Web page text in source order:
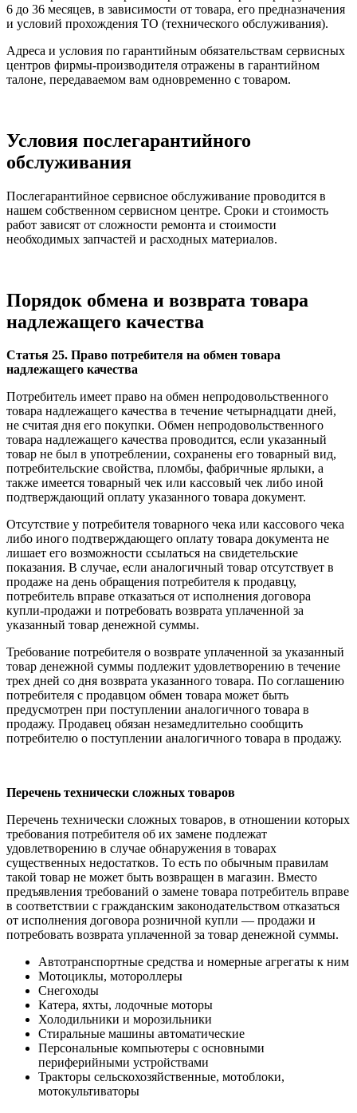
6 до 36 месяцев, в зависимости от товара, его предназначения
и условий прохождения ТО (технического обслуживания).
Адреса и условия по гарантийным обязательствам сервисных
центров фирмы-производителя отражены в гарантийном
талоне, передаваемом вам одновременно с товаром.
Условия послегарантийного
обслуживания
Послегарантийное сервисное обслуживание проводится в
нашем собственном сервисном центре. Сроки и стоимость
работ зависят от сложности ремонта и стоимости
необходимых запчастей и расходных материалов.
Порядок обмена и возврата товара
надлежащего качества
Статья 25. Право потребителя на обмен товара
надлежащего качества
Потребитель имеет право на обмен непродовольственного
товара надлежащего качества в течение четырнадцати дней,
не считая дня его покупки. Обмен непродовольственного
товара надлежащего качества проводится, если указанный
товар не был в употреблении, сохранены его товарный вид,
потребительские свойства, пломбы, фабричные ярлыки, а
также имеется товарный чек или кассовый чек либо иной
подтверждающий оплату указанного товара документ.
Отсутствие у потребителя товарного чека или кассового чека
либо иного подтверждающего оплату товара документа не
лишает его возможности ссылаться на свидетельские
показания. В случае, если аналогичный товар отсутствует в
продаже на день обращения потребителя к продавцу,
потребитель вправе отказаться от исполнения договора
купли-продажи и потребовать возврата уплаченной за
указанный товар денежной суммы.
Требование потребителя о возврате уплаченной за указанный
товар денежной суммы подлежит удовлетворению в течение
трех дней со дня возврата указанного товара. По соглашению
потребителя с продавцом обмен товара может быть
предусмотрен при поступлении аналогичного товара в
продажу. Продавец обязан незамедлительно сообщить
потребителю о поступлении аналогичного товара в продажу.
Перечень технически сложных товаров
Перечень технически сложных товаров, в отношении которых
требования потребителя об их замене подлежат
удовлетворению в случае обнаружения в товарах
существенных недостатков. То есть по обычным правилам
такой товар не может быть возвращен в магазин. Вместо
предъявления требований о замене товара потребитель вправе
в соответствии с гражданским законодательством отказаться
от исполнения договора розничной купли — продажи и
потребовать возврата уплаченной за товар денежной суммы.
Автотранспортные средства и номерные агрегаты к ним
Мотоциклы, мотороллеры
Снегоходы
Катера, яхты, лодочные моторы
Холодильники и морозильники
Стиральные машины автоматические
Персональные компьютеры с основными
периферийными устройствами
Тракторы сельскохозяйственные, мотоблоки,
мотокультиваторы